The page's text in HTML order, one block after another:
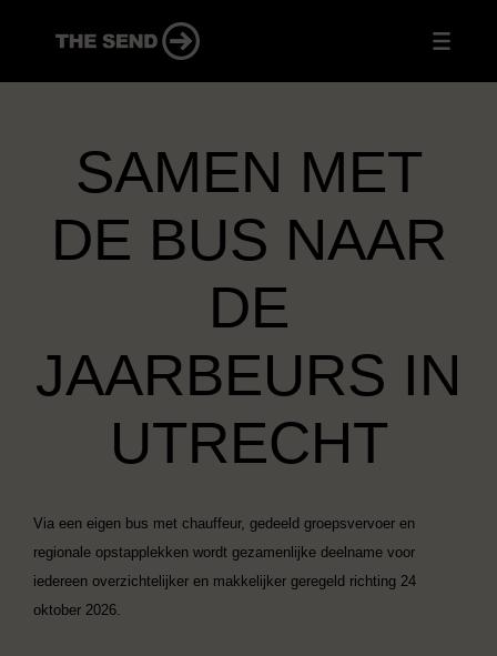
SAMEN MET
DE BUS NAAR
DE
JAARBEURS IN
UTRECHT
Via een eigen bus met chauffeur, gedeeld groepsvervoer en
regionale opstapplekken wordt gezamenlijke deelname voor
iedereen overzichtelijker en makkelijker geregeld richting 24
oktober 2026.